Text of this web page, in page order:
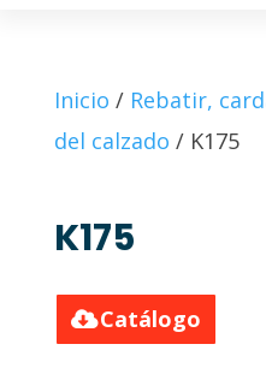
Inicio / Rebatir,
del calzado / K175
K175
Catálogo